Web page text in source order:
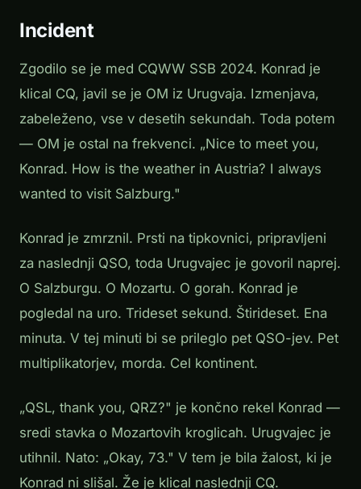
Incident
Zgodilo se je med CQWW SSB 2024. Konrad je
klical CQ, javil se je OM iz Urugvaja. Izmenjava,
zabeleženo, vse v desetih sekundah. Toda potem
— OM je ostal na frekvenci. „Nice to meet you,
Konrad. How is the weather in Austria? I always
wanted to visit Salzburg."
Konrad je zmrznil. Prsti na tipkovnici, pripravljeni
za naslednji QSO, toda Urugvajec je govoril naprej.
O Salzburgu. O Mozartu. O gorah. Konrad je
pogledal na uro. Trideset sekund. Štirideset. Ena
minuta. V tej minuti bi se prileglo pet QSO-jev. Pet
multiplikatorjev, morda. Cel kontinent.
„QSL, thank you, QRZ?" je končno rekel Konrad —
sredi stavka o Mozartovih kroglicah. Urugvajec je
utihnil. Nato: „Okay, 73." V tem je bila žalost, ki je
Konrad ni slišal. Že je klical naslednji CQ.